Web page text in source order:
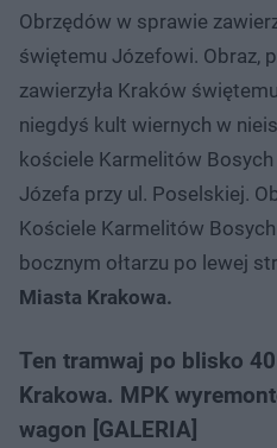
Obrzędów w sprawie
świętemu Józefowi. Obraz,
zawierzyła Kraków
niegdyś kult wiernych w
kościele Karmelitów Bosych
Józefa przy ul. Poselskiej.
Kościele Karmelitów
bocznym ołtarzu po lewej
Miasta Krakowa.
Ten tramwaj po blisko
Krakowa. MPK
wagon [GALERIA]